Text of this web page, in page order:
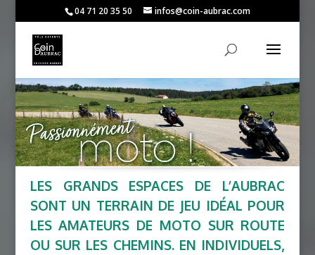
04 71 20 35 50 infos@coin-aubrac.com
LES GRANDS ESPACES DE L’AUBRAC
SONT UN TERRAIN DE JEU IDÉAL POUR
LES AMATEURS DE MOTO SUR ROUTE
OU SUR LES CHEMINS. EN INDIVIDUELS,